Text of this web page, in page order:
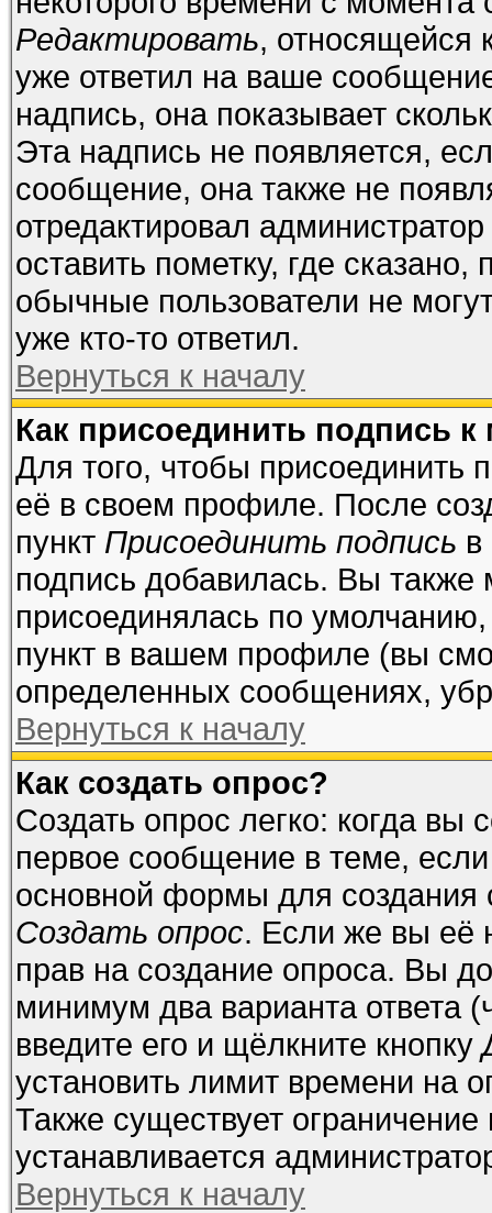
Редактировать, относящейся
уже ответил на ваше
надпись, она показывает
Эта надпись не появляется,
сообщение, она также не
отредактировал
оставить пометку, где
обычные пользователи не
уже кто-то ответил.
Вернуться к началу
Как присоединить подпись
Для того, чтобы присоединить
её в своем профиле. После
пункт Присоединить подпись
подпись добавилась. Вы также
присоединялась по
пункт в вашем профиле (вы
определенных сообщениях,
Вернуться к началу
Как создать опрос?
Создать опрос легко: когда вы
первое сообщение в теме,
основной формы для
Создать опрос. Если же вы её
прав на создание опроса. Вы
минимум два варианта ответа
введите его и щёлкните кнопку
установить лимит времени на
Также существует ограничение
устанавливается
Вернуться к началу